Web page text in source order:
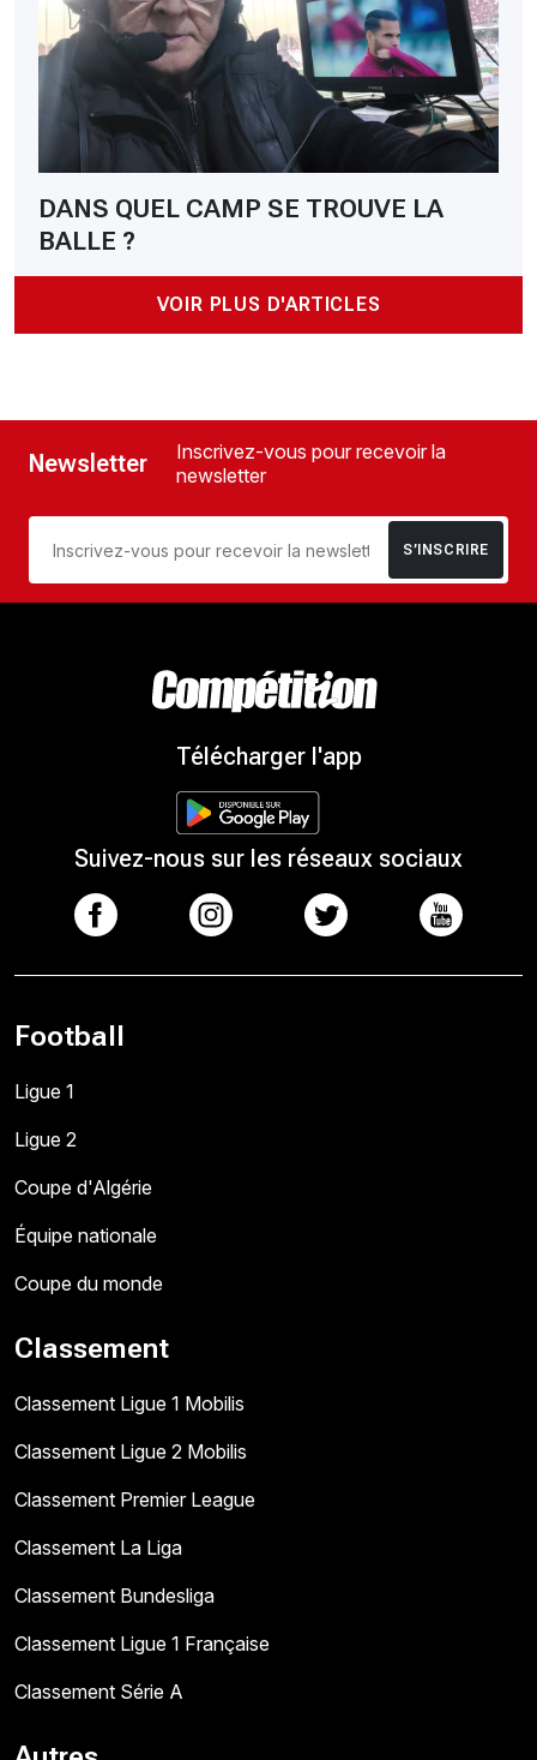
DANS QUEL CAMP SE TROUVE LA
BALLE ?
VOIR PLUS D'ARTICLES
Newsletter
Inscrivez-vous pour recevoir la
newsletter
S’INSCRIRE
Télécharger l'app
Suivez-nous sur les réseaux sociaux
Football
Ligue 1
Ligue 2
Coupe d'Algérie
Équipe nationale
Coupe du monde
Classement
Classement Ligue 1 Mobilis
Classement Ligue 2 Mobilis
Classement Premier League
Classement La Liga
Classement Bundesliga
Classement Ligue 1 Française
Classement Série A